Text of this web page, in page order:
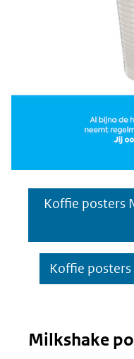
Koffie posters
Koffie posters
Milkshake